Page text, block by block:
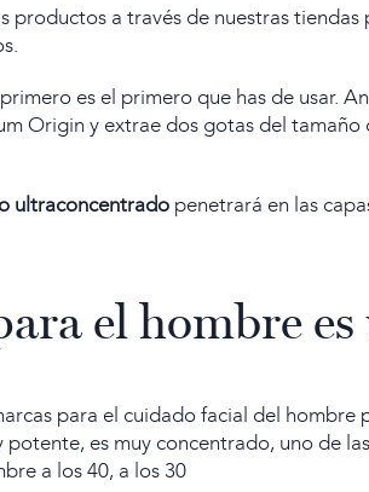
productos a través de nuestras
es el primero que has de usar.
Origin yextrae dos gotas del tamaño
ultraconcentradopenetrará en las
el hombre
para el cuidado facial del
es muy concentrado, uno de
a los 40, a los 30